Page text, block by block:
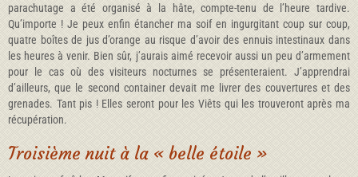
parachutage a été organisé à la hâte, compte-tenu de l’heure tardive.
Qu’importe ! Je peux enfin étancher ma soif en ingurgitant coup sur coup,
quatre boîtes de jus d’orange au risque d’avoir des ennuis intestinaux dans
les heures à venir. Bien sûr, j’aurais aimé recevoir aussi un peu d’armement
pour le cas où des visiteurs nocturnes se présenteraient. J’apprendrai
d’ailleurs, que le second container devait me livrer des couvertures et des
grenades. Tant pis ! Elles seront pour les Viêts qui les trouveront après ma
récupération.
Troisième nuit à la « belle étoile »